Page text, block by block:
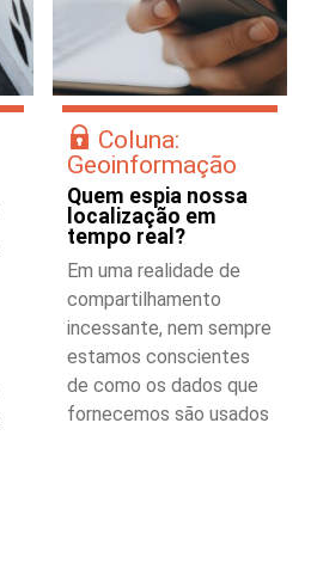
Coluna:
Geoinformação
Quem espia nossa
localização em
tempo real?
Em uma realidade de
compartilhamento
incessante, nem sempre
estamos conscientes
de como os dados que
fornecemos são usados